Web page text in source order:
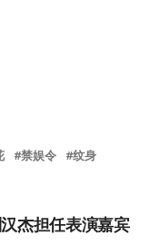
禁娱令
纹身
汉杰担任表演嘉宾